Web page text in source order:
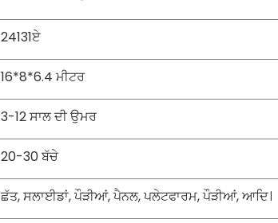
24131ਏ
16*8*6.4 ਮੀਟਰ
3-12 ਸਾਲ ਦੀ ਉਮਰ
20-30 ਬੱਚੇ
ਛੱਤ, ਸਲਾਈਡਾਂ, ਪੌੜੀਆਂ, ਪੈਨਲ, ਪਲੇਟਫਾਰਮ, ਪੌੜੀਆਂ, ਆਦਿ।